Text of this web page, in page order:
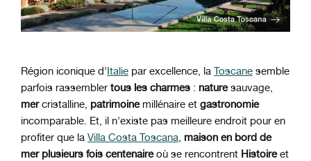
Région iconique d'Italie par excellence, la Toscane semble
parfois rassembler tous les charmes : naturesauvage,
mercristalline, patrimoinemillénaire et gastronomie
incomparable. Et, il n'existe pas meilleure endroit pour en
profiter que la Villa Costa Toscana maison en bord de
mer plusieurs fois centenaireoù se rencontrent Histoireet